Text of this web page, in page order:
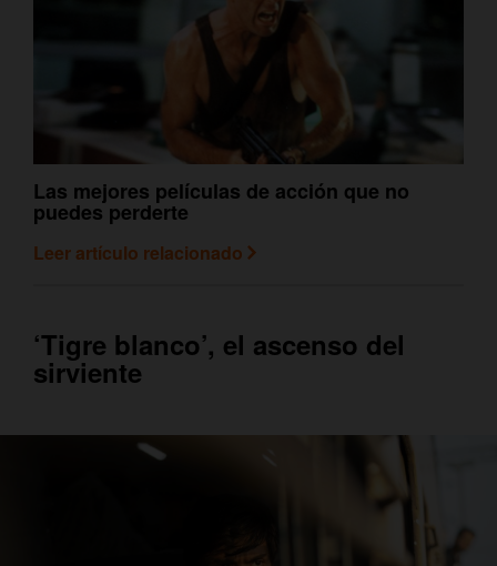
Las mejores películas de acción que no
puedes perderte
Leer artículo relacionado
‘Tigre blanco’, el ascenso del
sirviente